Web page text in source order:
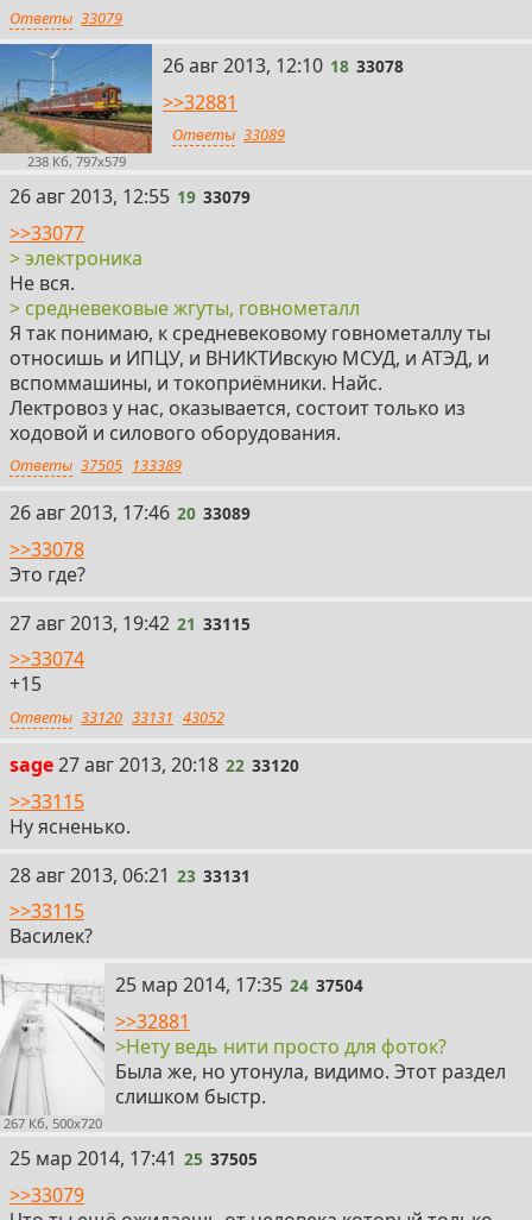
Ответы 33079
238 Кб, 797x579
18
26 авг 2013, 12:10 18 33078
>>32881
Ответы 33089
19
26 авг 2013, 12:55 19 33079
>>33077
> электроника
Не вся.
> средневековые жгуты, говнометалл
Я так понимаю, к средневековому говнометаллу ты
относишь и ИПЦУ, и ВНИКТИвскую МСУД, и АТЭД, и
вспоммашины, и токоприёмники. Найс.
Лектровоз у нас, оказывается, состоит только из
ходовой и силового оборудования.
Ответы 37505 133389
20
26 авг 2013, 17:46 20 33089
>>33078
Это где?
21
27 авг 2013, 19:42 21 33115
>>33074
+15
Ответы 33120 33131 43052
sage 22
27 авг 2013, 20:18 22 33120
>>33115
Ну ясненько.
23
28 авг 2013, 06:21 23 33131
>>33115
Василек?
267 Кб, 500x720
24
25 мар 2014, 17:35 24 37504
>>32881
>Нету ведь нити просто для фоток?
Была же, но утонула, видимо. Этот раздел
слишком быстр.
25
25 мар 2014, 17:41 25 37505
>>33079